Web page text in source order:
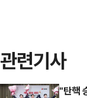
관련기사
"탄핵